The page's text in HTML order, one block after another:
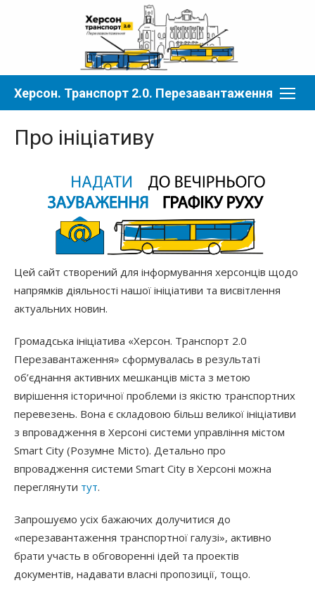
Херсон. Транспорт 2.0. Перезавантаження
Про ініціативу
Цей сайт створений для інформування херсонців щодо
напрямків діяльності нашої ініціативи та висвітлення
актуальних новин.
Громадська ініціатива «Херсон. Транспорт 2.0
Перезавантаження» сформувалась в результаті
об’єднання активних мешканців міста з метою
вирішення історичної проблеми із якістю транспортних
перевезень. Вона є складовою більш великої ініціативи
з впровадження в Херсоні системи управління містом
Smart City (Розумне Місто). Детально про
впровадження системи Smart City в Херсоні можна
переглянути тут.
Запрошуємо усіх бажаючих долучитися до
«перезавантаження транспортної галузі», активно
брати участь в обговоренні ідей та проектів
документів, надавати власні пропозиції, тощо.